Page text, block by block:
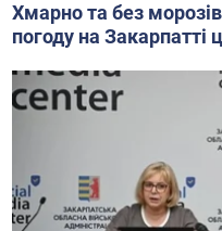
Хмарно та без
погоду на Закарпатті